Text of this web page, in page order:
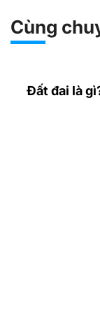
Cùng
Đất đai là